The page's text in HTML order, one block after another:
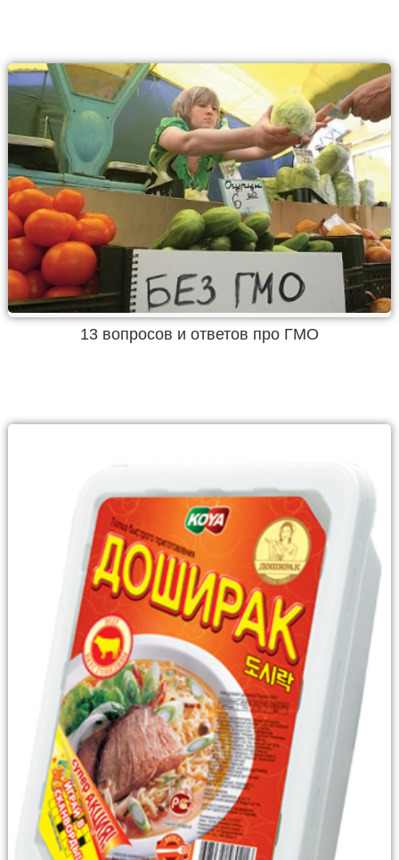
13 вопросов и ответов про ГМО